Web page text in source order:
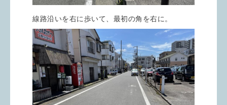
線路沿いを右に歩いて、最初の角を右に。